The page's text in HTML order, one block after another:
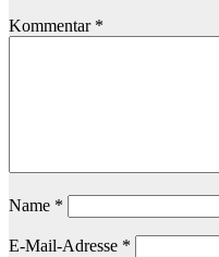
Kommentar *
Name *
E-Mail-Adresse *